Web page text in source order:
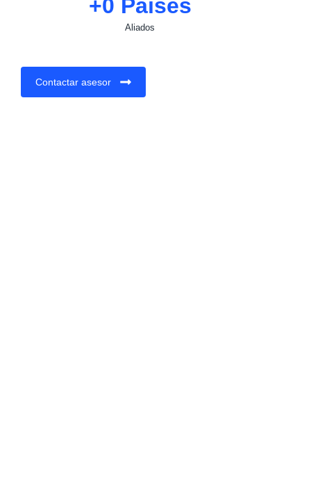
Aliados
+0 Países
Contactar asesor